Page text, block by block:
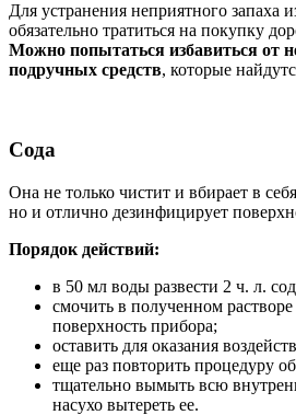
Для устранения неприятного запаха
обязательно тратиться на покупку
Можно попытаться избавиться от
подручных средств, которые
Сода
Она не только чистит и вбирает в
но и отлично дезинфицирует
Порядок действий:
в 50 мл воды развести 2 ч. л.
смочить в полученном
поверхность прибора;
оставить для оказания
еще раз повторить процедуру
тщательно вымыть всю
насухо вытереть ее.